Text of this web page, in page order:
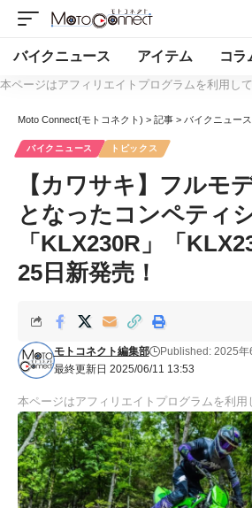
バイクニュース アイテム コラ
本ページはアフィリエイトプログラムを利用して
Moto Connect(モトコネクト) > 記事 > バイクニュース
バイクニュース トピックス
【カワサキ】フルモ
となったコンペティ
「KLX230R」「
25日新発売！
最終更新日 2025/06/11 13:53
モトコネクト編集部 Published: 2025年
本ページはアフィリエイトプログラムを利用